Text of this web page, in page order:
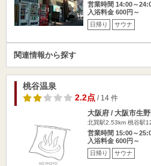
営業時間 14:00～
入浴料金 600円～
日帰り サウナ
関連情報から探す
桃谷温泉
2.2点/ 14 件
大阪府 / 大阪市生
北巽駅2.53km 桃谷駅
営業時間 15:00～
入浴料金 600円～
日帰り サウナ